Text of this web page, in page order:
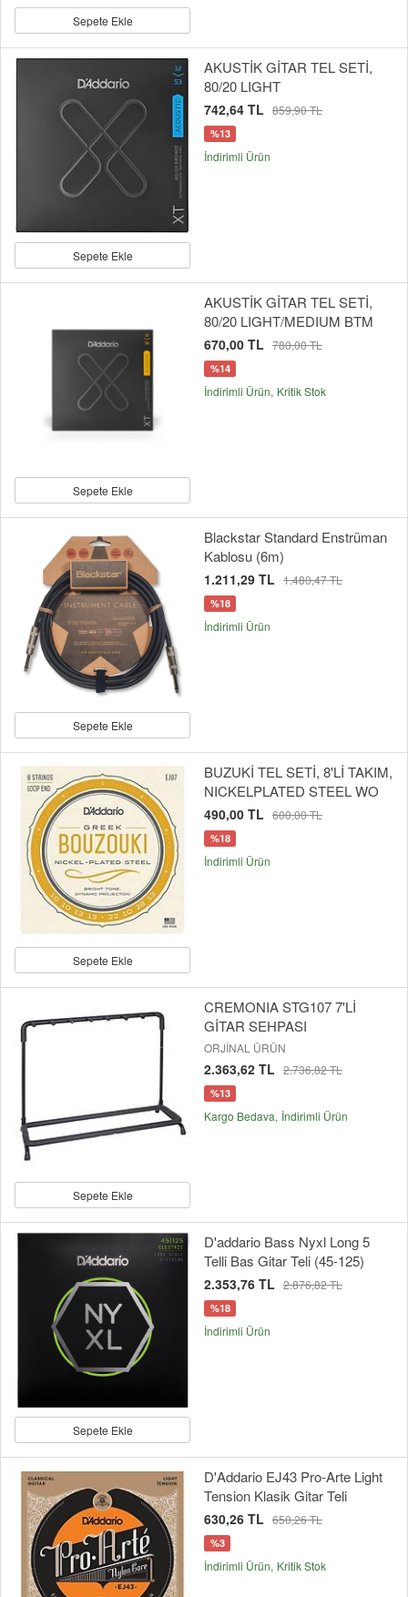
Sepete Ekle
Sepete Ekle
AKUSTİK GİTAR TEL SETİ,
80/20 LIGHT
742,64 TL 859,90 TL
%13
İndirimli Ürün
Sepete Ekle
AKUSTİK GİTAR TEL SETİ,
80/20 LIGHT/MEDIUM BTM
670,00 TL 780,00 TL
%14
İndirimli Ürün Kritik Stok
Sepete Ekle
Blackstar Standard Enstrüman
Kablosu (6m)
1.211,29 TL 1.480,47 TL
%18
İndirimli Ürün
Sepete Ekle
BUZUKİ TEL SETİ, 8'Lİ TAKIM,
NICKELPLATED STEEL WO
490,00 TL 600,00 TL
%18
İndirimli Ürün
Sepete Ekle
CREMONIA STG107 7'Lİ
GİTAR SEHPASI
ORJİNAL ÜRÜN
2.363,62 TL 2.736,82 TL
%13
Kargo Bedava İndirimli Ürün
Sepete Ekle
D'addario Bass Nyxl Long 5
Telli Bas Gitar Teli (45-125)
2.353,76 TL 2.876,82 TL
%18
İndirimli Ürün
D'Addario EJ43 Pro-Arte Light
Tension Klasik Gitar Teli
630,26 TL 650,26 TL
%3
İndirimli Ürün Kritik Stok